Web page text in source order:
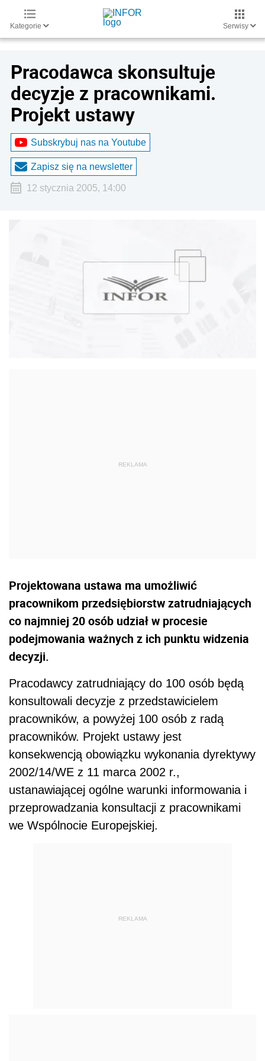
Kategorie Serwisy
Pracodawca skonsultuje
decyzje z pracownikami.
Projekt ustawy
Subskrybuj nas na Youtube
Zapisz się na newsletter
12 stycznia 2005, 14:00
Projektowana ustawa ma umożliwić
pracownikom przedsiębiorstw zatrudniających
co najmniej 20 osób udział w procesie
podejmowania ważnych z ich punktu widzenia
decyzji.
Pracodawcy zatrudniający do 100 osób będą
konsultowali decyzje z przedstawicielem
pracowników, a powyżej 100 osób z radą
pracowników. Projekt ustawy jest
konsekwencją obowiązku wykonania dyrektywy
2002/14/WE z 11 marca 2002 r.,
ustanawiającej ogólne warunki informowania i
przeprowadzania konsultacji z pracownikami
we Wspólnocie Europejskiej.
REKLAMA